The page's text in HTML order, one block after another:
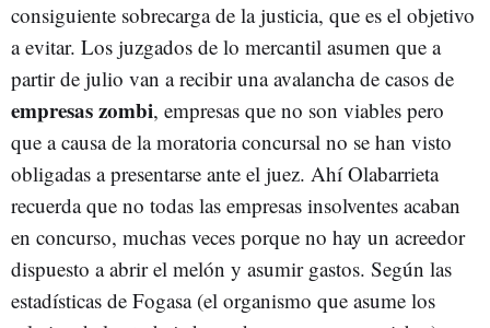
consiguiente sobrecarga de la justicia, que es el objetivo
a evitar. Los juzgados de lo mercantil asumen que a
partir de julio van a recibir una avalancha de casos de
empresas zombi, empresas que no son viables pero
que a causa de la moratoria concursal no se han visto
obligadas a presentarse ante el juez. Ahí Olabarrieta
recuerda que no todas las empresas insolventes acaban
en concurso, muchas veces porque no hay un acreedor
dispuesto a abrir el melón y asumir gastos. Según las
estadísticas de Fogasa (el organismo que asume los